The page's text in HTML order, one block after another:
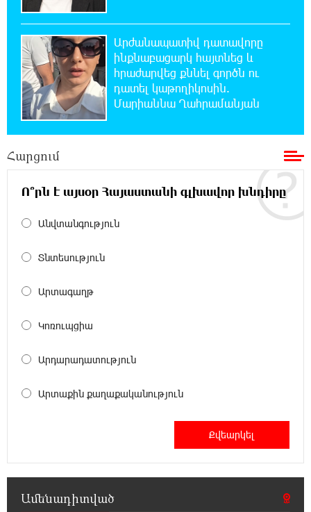
21:03:44 7-08-2026
բռնադատավարությունը միահեծան
իշխանության հետևանք է. Հանրային Դաշինք
20:59:50 7-08-2026
Մեր երկրում իշխանության և ընդդիմության
Փրկարարները հայտանաբերել են մոլորված
ԼՀԿ-ն պահանջում է դադարեցնել Գարեգին
հետապնդումը
20:30:30 7-08-2026
պայթյունի հետևանքով 55-ամյա
Սլովակիայի արևելքում արտակարգ
դրություն է հայտարարվել շոգի ալիքների
պատճառով
19:53:41 7-08-2026
Արժանապատիվ դատավորը
ինքնաբացարկ հայտնեց և
հրաժարվեց քննել գործն ու
դատել կաթողիկոսին.
Մարիաննա Ղահրամանյան
Հարցում
Ո՞րն է այսօր Հայաստանի գլխավոր խնդիրը
Անվտանգություն
Տնտեսություն
Արտագաղթ
Կոռուպցիա
Արդարադատություն
Արտաքին քաղաքականություն
Ամենադիտված